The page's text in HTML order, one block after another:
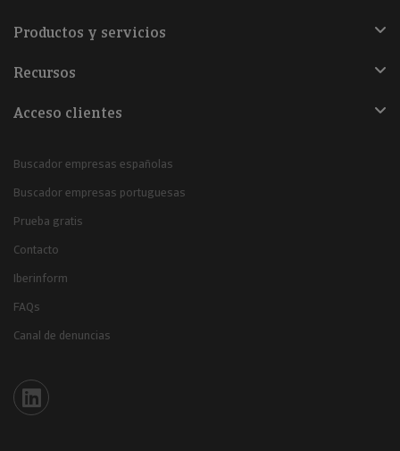
Productos y servicios
Recursos
Acceso clientes
Buscador empresas españolas
Buscador empresas portuguesas
Prueba gratis
Contacto
Iberinform
FAQs
Canal de denuncias
Iberinform en Linkedin